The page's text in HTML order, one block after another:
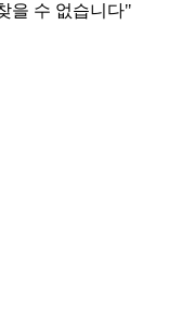
을 수 없습니다"